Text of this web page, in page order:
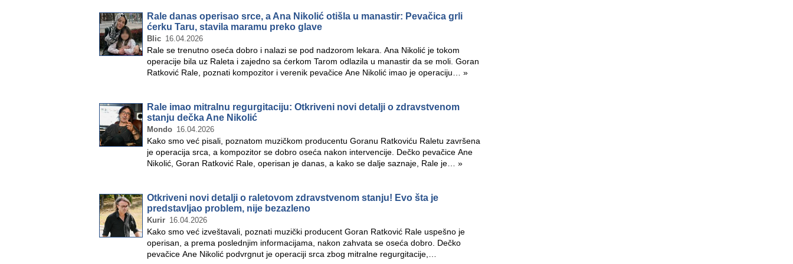
Rale danas operisao srce, a Ana Nikolić otišla u manastir: Pevačica grli
ćerku Taru, stavila maramu preko glave
Blic 16.04.2026
Rale se trenutno oseća dobro i nalazi se pod nadzorom lekara. Ana Nikolić je tokom
operacije bila uz Raleta i zajedno sa ćerkom Tarom odlazila u manastir da se moli. Goran
Ratković Rale, poznati kompozitor i verenik pevačice Ane Nikolić imao je operaciju… »
Rale imao mitralnu regurgitaciju: Otkriveni novi detalji o zdravstvenom
stanju dečka Ane Nikolić
Mondo 16.04.2026
Kako smo već pisali, poznatom muzičkom producentu Goranu Ratkoviću Raletu završena
je operacija srca, a kompozitor se dobro oseća nakon intervencije. Dečko pevačice Ane
Nikolić, Goran Ratković Rale, operisan je danas, a kako se dalje saznaje, Rale je… »
Otkriveni novi detalji o raletovom zdravstvenom stanju! Evo šta je
predstavljao problem, nije bezazleno
Kurir 16.04.2026
Kako smo već izveštavali, poznati muzički producent Goran Ratković Rale uspešno je
operisan, a prema poslednjim informacijama, nakon zahvata se oseća dobro. Dečko
pevačice Ane Nikolić podvrgnut je operaciji srca zbog mitralne regurgitacije,